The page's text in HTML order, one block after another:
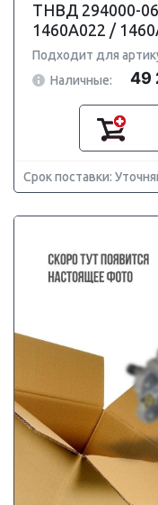
ТНВД 294000-
1460A022 /
Подходит для
Наличные:
49
Срок поставки: